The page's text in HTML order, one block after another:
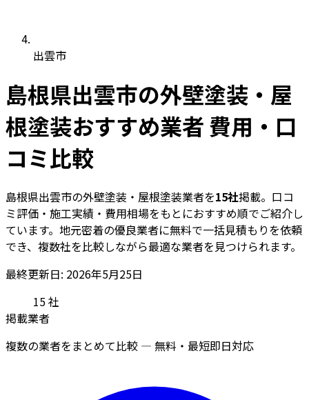
出雲市
島根県出雲市の外壁塗装・屋
根塗装おすすめ業者 費用・口
コミ比較
島根県出雲市の外壁塗装・屋根塗装業者を15社掲載。口コ
ミ評価・施工実績・費用相場をもとにおすすめ順でご紹介し
ています。地元密着の優良業者に無料で一括見積もりを依頼
でき、複数社を比較しながら最適な業者を見つけられます。
最終更新日: 2026年5月25日
15社
掲載業者
複数の業者をまとめて比較 — 無料・最短即日対応